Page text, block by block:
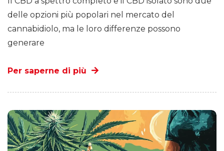
delle opzioni più popolari nel mercato del
cannabidiolo, ma le loro differenze possono
generare
Per saperne di più